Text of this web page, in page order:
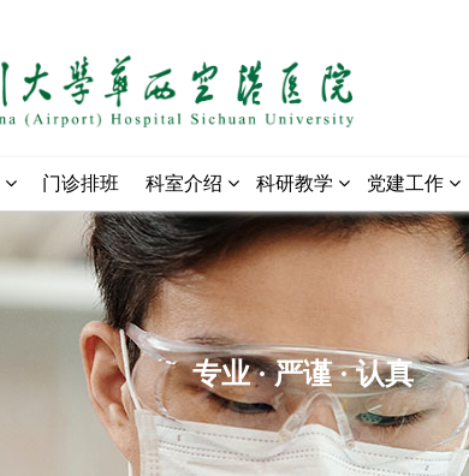
门诊排班 科室介绍 科研教学 党建工作
专业 · 严谨 · 认真